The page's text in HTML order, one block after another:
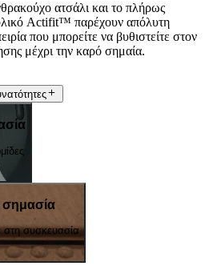
ατσάλι και το πλήρως
Actifit™️ παρέχουν απόλυτη
που μπορείτε να βυθιστείτε στον
μέχρι την καρό σημαία.
σημασία
στη συσκευασία